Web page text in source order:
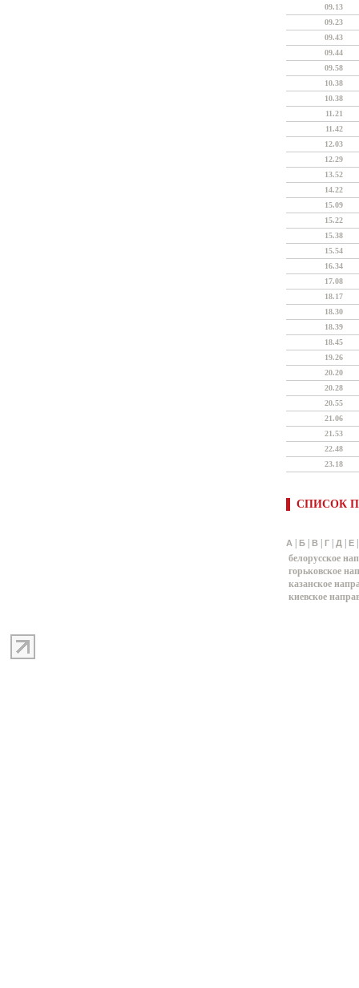
09.13
09.23
09.43
09.44
09.58
10.38
10.38
11.21
11.42
12.03
12.29
13.52
14.22
15.09
15.22
15.38
15.54
16.34
17.08
18.17
18.30
18.39
18.45
19.26
20.20
20.28
20.55
21.06
21.53
22.48
23.18
СПИСОК
А Б В Г Д Е
белорусское
горьковское
казанское
киевское